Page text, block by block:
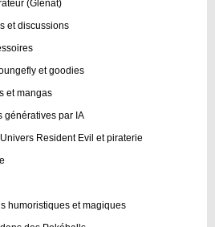
(Glénat)
et discussions
et goodies
et mangas
génératives par IA
Univers Resident Evil et piraterie
humoristiques et magiques